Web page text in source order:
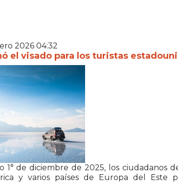
2026 04:32
el visado para los turistas
1° de diciembre de 2025, los ciudadanos
y varios países de Europa del Este